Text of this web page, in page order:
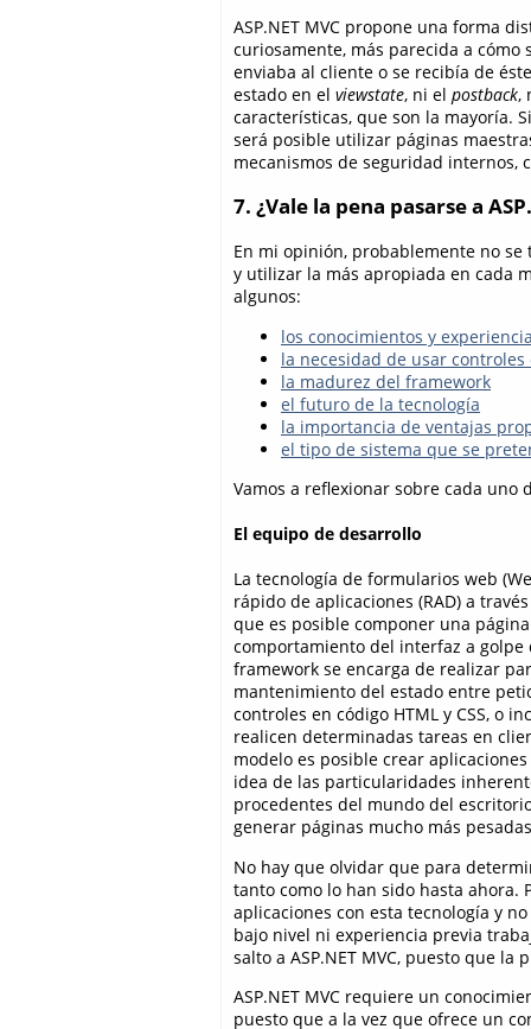
ASP.NET MVC propone una forma
curiosamente, más parecida a cómo
enviaba al cliente o se recibía de
estado en el viewstate, ni el postback,
características, que son la mayoría.
será posible utilizar páginas
mecanismos de seguridad internos,
7. ¿Vale la pena pasarse a
En mi opinión, probablemente no
y utilizar la más apropiada en cada
algunos:
los conocimientos y
la necesidad de usar
la madurez del framework
el futuro de la tecnología
la importancia de ventajas
el tipo de sistema que se
Vamos a reflexionar sobre cada uno
El equipo de desarrollo
La tecnología de formularios web
rápido de aplicaciones (RAD) a
que es posible componer una
comportamiento del interfaz a golpe
framework se encarga de realizar
mantenimiento del estado entre
controles en código HTML y CSS, o
realicen determinadas tareas en
modelo es posible crear
idea de las particularidades
procedentes del mundo del
generar páginas mucho más
No hay que olvidar que para
tanto como lo han sido hasta ahora.
aplicaciones con esta tecnología y
bajo nivel ni experiencia previa
salto a ASP.NET MVC, puesto que
ASP.NET MVC requiere un
puesto que a la vez que ofrece un